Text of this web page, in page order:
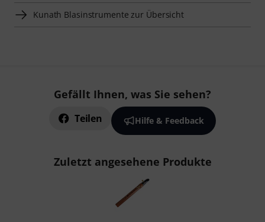
Kunath Blasinstrumente zur Übersicht
Gefällt Ihnen, was Sie sehen?
Teilen Hilfe & Feedback
Zuletzt angesehene Produkte